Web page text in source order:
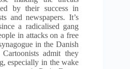
by their success in
and newspapers. It’s
a radicalised gang
in attacks on a free
in the Danish
admit they
especially in the wake